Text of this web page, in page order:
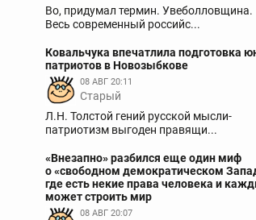
Во, придумал термин. Увеболловщина.
Весь современный российс...
Ковальчука впечатлила подготовка
патриотов в Новозыбкове
08 АВГ 20:11
Старый
Л.Н. Толстой гений русской мысли-
патриотизм выгоден правящи...
«Внезапно» разбился еще один миф
о «свободном демократическом
где есть некие права человека и
может строить мир
08 АВГ 20:07